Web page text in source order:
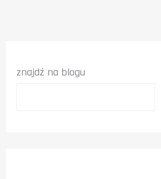
znajdź na blogu